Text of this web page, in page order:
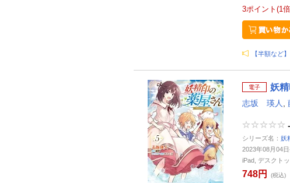
3ポイント 1倍
【半額など
電子 妖
志坂 瑛人
-
シリーズ名： 妖
2023年08月04
iPad, デスクト
748円 (税込)